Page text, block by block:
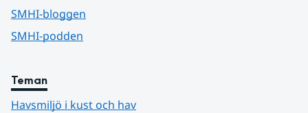
SMHI-bloggen
SMHI-podden
Teman
Havsmiljö i kust och hav